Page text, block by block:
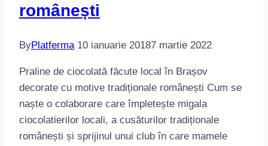
românești
ByPlatferma 10 ianuarie 20187 martie 2022
Praline de ciocolată făcute local în Brașov
decorate cu motive tradiționale românești Cum se
naște o colaborare care împletește migala
ciocolatierilor locali, a cusăturilor tradiționale
românești și sprijinul unui club în care mamele